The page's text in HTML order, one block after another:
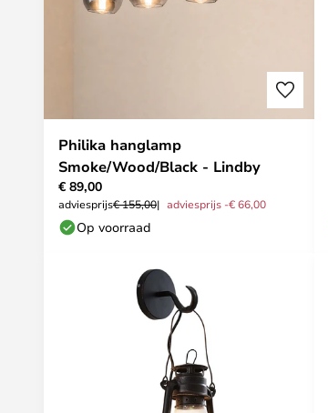
Philika hanglamp
Smoke/Wood/Black - Lindby
€ 89,00
adviesprijs€ 155,00 adviesprijs -€ 66,00
Op voorraad